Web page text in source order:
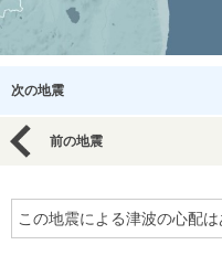
次の地震
前の地震
この地震による津波の心配は